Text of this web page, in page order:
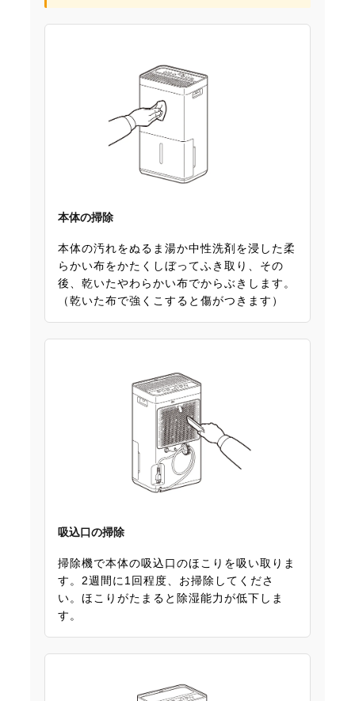
本体の掃除
本体の汚れをぬるま湯か中性洗剤を浸した柔
らかい布をかたくしぼってふき取り、その
後、乾いたやわらかい布でからぶきします。
（乾いた布で強くこすると傷がつきます）
吸込口の掃除
掃除機で本体の吸込口のほこりを吸い取りま
す。2週間に1回程度、お掃除してくださ
い。ほこりがたまると除湿能力が低下しま
す。